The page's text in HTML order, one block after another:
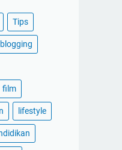
Tips
blogging
film
lifestyle